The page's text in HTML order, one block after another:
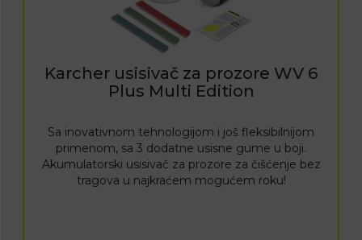
Karcher usisivač za prozore WV 6
Plus Multi Edition
Sa inovativnom tehnologijom i još fleksibilnijom
primenom, sa 3 dodatne usisne gume u boji.
Akumulatorski usisivač za prozore za čišćenje bez
tragova u najkraćem mogućem roku!